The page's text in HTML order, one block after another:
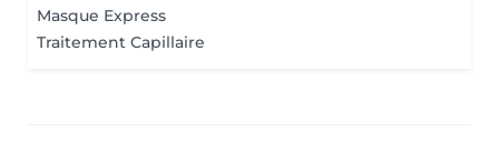
Masque Express
Traitement Capillaire